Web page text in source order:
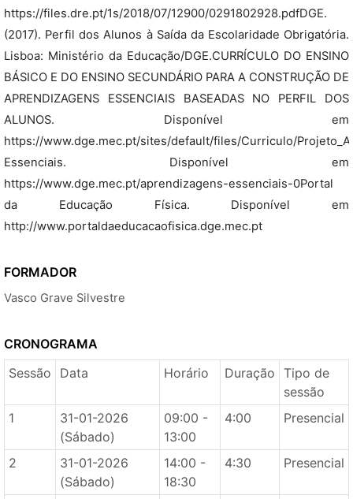
https://files.dre.pt/1s/2018/07/12900/0291802928.pdfDGE.
(2017). Perfil dos Alunos à Saída da Escolaridade Obrigatória.
Lisboa: Ministério da Educação/DGE.CURRÍCULO DO ENSINO
BÁSICO E DO ENSINO SECUNDÁRIO PARA A CONSTRUÇÃO DE
APRENDIZAGENS ESSENCIAIS BASEADAS NO PERFIL DOS
ALUNOS. Disponível em
https://www.dge.mec.pt/sites/default/files/Curriculo/
Essenciais. Disponível em
https://www.dge.mec.pt/aprendizagens-essenciais-0Portal
da Educação Física. Disponível em
http://www.portaldaeducacaofisica.dge.mec.pt
FORMADOR
Vasco Grave Silvestre
CRONOGRAMA
Sessão
Data Horário Duração Tipo de
sessão
1
31-01-2026
(Sábado)
09:00 -
13:00
4:00 Presencial
2
31-01-2026
(Sábado)
14:00 -
18:30
4:30 Presencial